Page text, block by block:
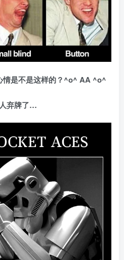
是不是这样的？^o^ AA ^o^
弃牌了…